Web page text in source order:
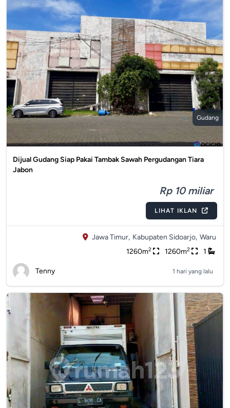
Gudang
Dijual Gudang Siap Pakai Tambak Sawah Pergudangan Tiara
Jabon
Rp 10 miliar
LIHAT IKLAN
Jawa Timur, Kabupaten Sidoarjo, Waru
1260m2 1260m2 1
Tenny 1 hari yang lalu